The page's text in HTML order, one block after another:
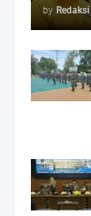
by Redaksi